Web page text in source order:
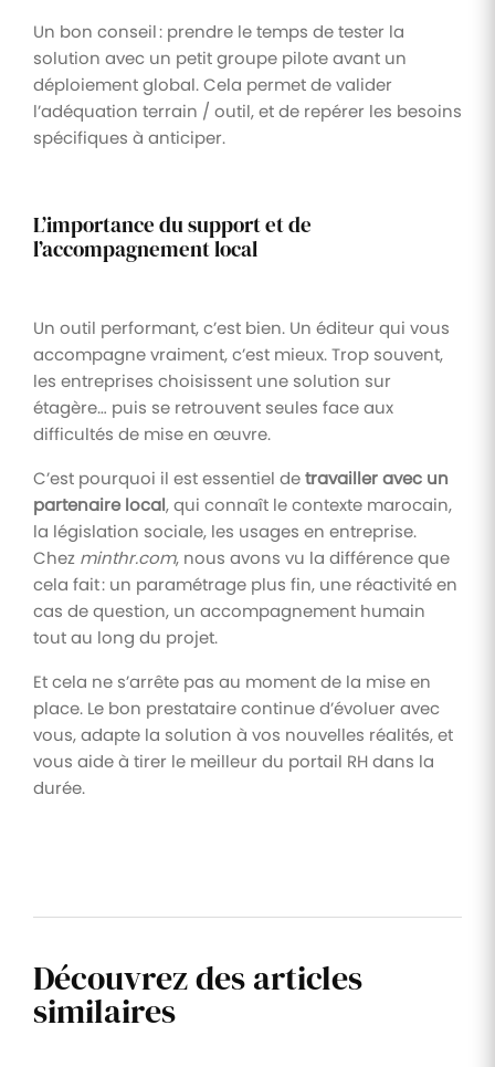
Un bon conseil : prendre le temps de tester la
solution avec un petit groupe pilote avant un
déploiement global. Cela permet de valider
l’adéquation terrain / outil, et de repérer les besoins
spécifiques à anticiper.
L’importance du support et de
l’accompagnement local
Un outil performant, c’est bien. Un éditeur qui vous
accompagne vraiment, c’est mieux. Trop souvent,
les entreprises choisissent une solution sur
étagère… puis se retrouvent seules face aux
difficultés de mise en œuvre.
C’est pourquoi il est essentiel detravailler avec un
partenaire local, qui connaît le contexte marocain,
la législation sociale, les usages en entreprise.
Chez minthr.com, nous avons vu la différence que
cela fait : un paramétrage plus fin, une réactivité en
cas de question, un accompagnement humain
tout au long du projet.
Et cela ne s’arrête pas au moment de la mise en
place. Le bon prestataire continue d’évoluer avec
vous, adapte la solution à vos nouvelles réalités, et
vous aide à tirer le meilleur du portail RH dans la
durée.
Découvrez des articles
similaires